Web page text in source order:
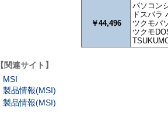
￥44,496
パソコン
ドスパラ
ツクモパ
ツクモ
【関連サイト】
MSI
製品情報(MSI)
製品情報(MSI)